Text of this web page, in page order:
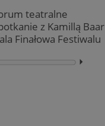
teatralne
z Kamillą Baar
Finałowa Festiwalu
⏵︎